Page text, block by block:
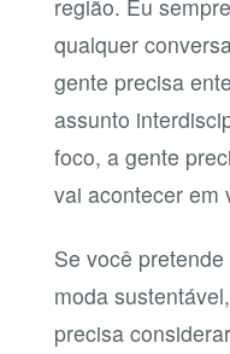
região. Eu
qualquer
gente precisa
assunto
foco, a gente
vai acontecer em
Se você
moda
precisa